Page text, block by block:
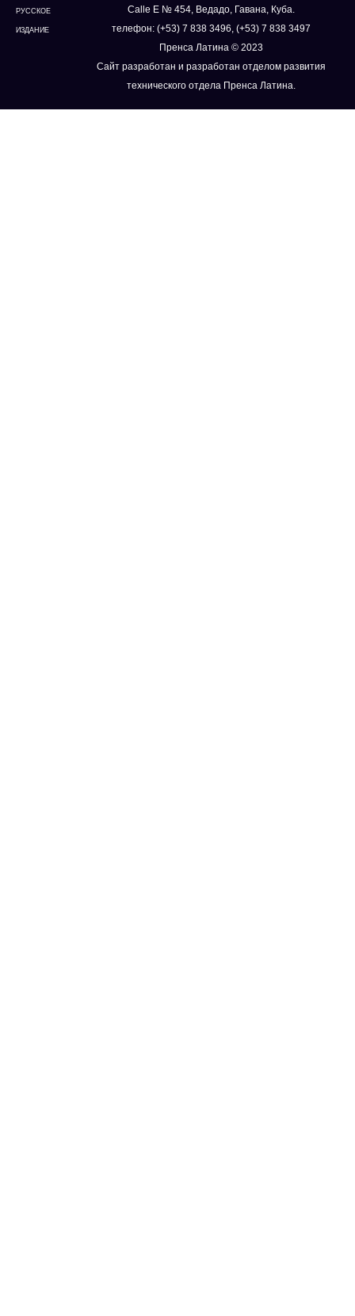
РУССКОЕ
ИЗДАНИЕ
Calle E № 454, Ведадо, Гавана, Куба.
телефон: (+53) 7 838 3496, (+53) 7 838 3497
Пренса Латина © 2023
Сайт разработан и разработан отделом развития
технического отдела Пренса Латина.